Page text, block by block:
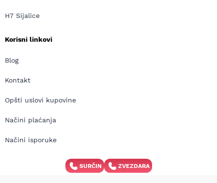
H7 Sijalice
Korisni linkovi
Blog
Kontakt
Opšti uslovi kupovine
Načini plaćanja
Načini isporuke
Pravilnik za povrat robe i reklamaciju proizvoda
SURČIN ZVEZDARA